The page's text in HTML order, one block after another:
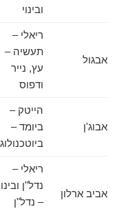
ובינוי
אבגול
ריאלי –
תעשיה –
עץ, נייר
ודפוס
אבוג'ן
הייטק –
ביומד –
ביוטכנולוגיה
אביב ארלון
ריאלי –
נדל"ן ובינוי
– נדל"ן